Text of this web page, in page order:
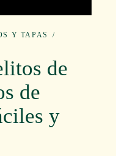
Y TAPAS
de
de
y